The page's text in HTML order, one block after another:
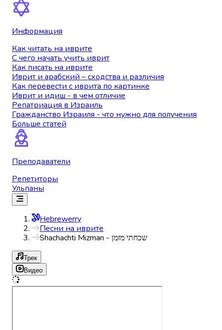
Информация
Как читать на иврите
С чего начать учить иврит
Как писать на иврите
Иврит и арабский – сходства и различия
Как перевести с иврита по картинке
Иврит и идиш - в чем отличие
Репатриация в Израиль
Гражданство Израиля - что нужно для получения
Больше статей
Преподаватели
Репетиторы
Ульпаны
Hebrewerry
Песни на иврите
Shachachti Mizman - שכחתי מזמן
Трек
Видео